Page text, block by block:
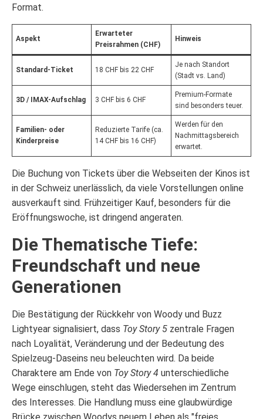
Format.
Aspekt
Erwarteter
Preisrahmen (CHF)
Hinweis
Standard-Ticket 18 CHF bis 22 CHF
Je nach Standort
(Stadt vs. Land)
3D / IMAX-Aufschlag 3 CHF bis 6 CHF
Premium-Formate
sind besonders teuer.
Familien- oder
Kinderpreise
Reduzierte Tarife (ca.
14 CHF bis 16 CHF)
Werden für den
Nachmittagsbereich
erwartet.
Die Buchung von Tickets über die Webseiten der Kinos ist
in der Schweiz unerlässlich, da viele Vorstellungen online
ausverkauft sind. Frühzeitiger Kauf, besonders für die
Eröffnungswoche, ist dringend angeraten.
Die Thematische Tiefe:
Freundschaft und neue
Generationen
Die Bestätigung der Rückkehr von Woody und Buzz
Lightyear signalisiert, dass Toy Story 5 zentrale Fragen
nach Loyalität, Veränderung und der Bedeutung des
Spielzeug-Daseins neu beleuchten wird. Da beide
Charaktere am Ende von Toy Story 4 unterschiedliche
Wege einschlugen, steht das Wiedersehen im Zentrum
des Interesses. Die Handlung muss eine glaubwürdige